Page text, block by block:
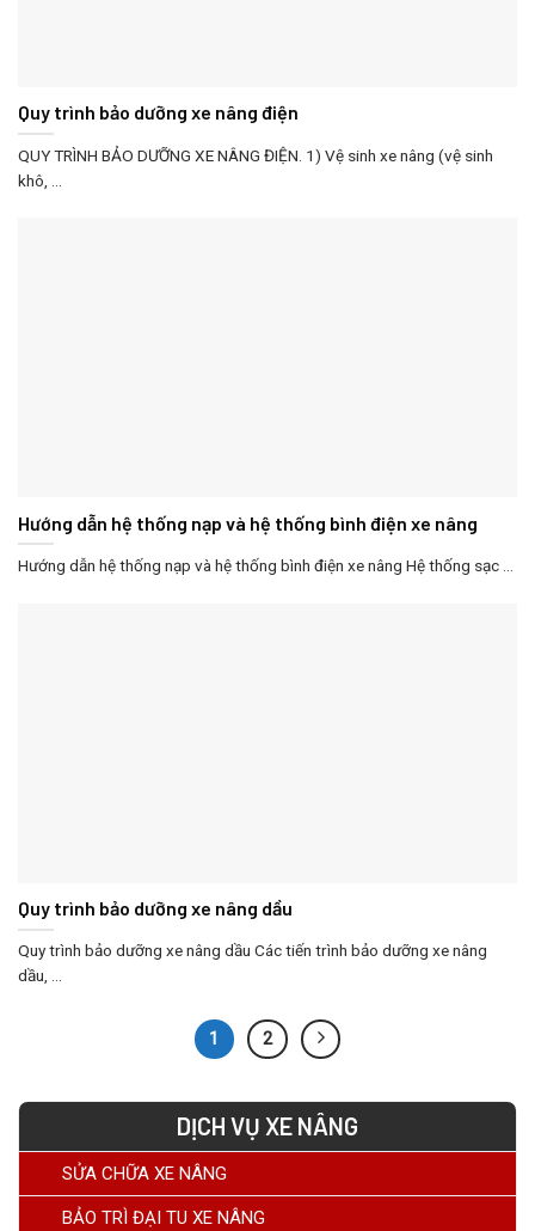
DỊCH VỤ XE NÂNG
SỬA CHỮA XE NÂNG
BẢO TRÌ ĐẠI TU XE NÂNG
Quy trình bảo dưỡng xe nâng điện
QUY TRÌNH BẢO DƯỠNG XE NÂNG ĐIỆN. 1) Vệ sinh xe nâng (vệ sinh
khô, ...
Hướng dẫn hệ thống nạp và hệ thống bình điện xe nâng
Hướng dẫn hệ thống nạp và hệ thống bình điện xe nâng Hệ thống sạc ...
Quy trình bảo dưỡng xe nâng dầu
Quy trình bảo dưỡng xe nâng dầu Các tiến trình bảo dưỡng xe nâng
dầu, ...
1 2